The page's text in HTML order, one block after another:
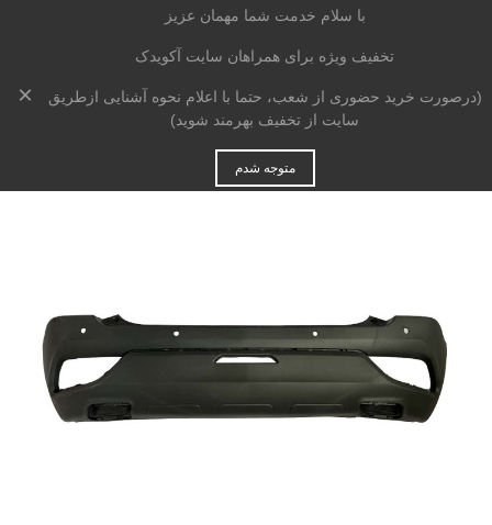
خانه > بدنه > سپر > سپر عقب جک S3
با سلام خدمت شما مهمان عزیز
تخفیف ویژه برای همراهان سایت آکویدک
(درصورت خرید حضوری از شعب، حتما با اعلام نحوه آشنایی ازطریق
سایت از تخفیف بهرمند شوید)
متوجه شدم
×